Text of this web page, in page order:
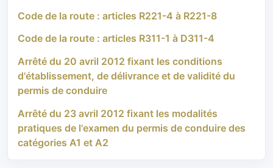
Code de la route : articles R221-4 à R221-8
Code de la route : articles R311-1 à D311-4
Arrêté du 20 avril 2012 fixant les conditions
d'établissement, de délivrance et de validité du
permis de conduire
Arrêté du 23 avril 2012 fixant les modalités
pratiques de l'examen du permis de conduire des
catégories A1 et A2